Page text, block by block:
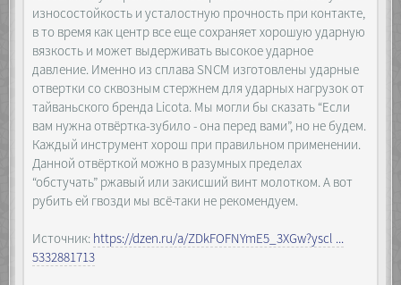
износостойкость и усталостную прочность при контакте,
в то время как центр все еще сохраняет хорошую ударную
вязкость и может выдерживать высокое ударное
давление. Именно из сплава SNCM изготовлены ударные
отвертки со сквозным стержнем для ударных нагрузок от
тайваньского бренда Licota. Мы могли бы сказать “Если
вам нужна отвёртка-зубило - она перед вами”, но не будем.
Каждый инструмент хорош при правильном применении.
Данной отвёрткой можно в разумных пределах
“обстучать” ржавый или закисший винт молотком. А вот
рубить ей гвозди мы всё-таки не рекомендуем.
Источник: https://dzen.ru/a/ZDkFOFNYmE5_3XGw?yscl ...
5332881713